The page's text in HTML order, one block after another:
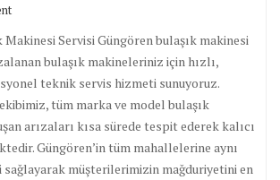
Makinesi Servisi Güngören bulaşık makinesi
bulaşık makineleriniz için hızlı,
teknik servis hizmeti sunuyoruz.
tüm marka ve model bulaşık
arızaları kısa sürede tespit ederek kalıcı
Güngören’in tüm mahallelerine aynı
sağlayarak müşterilerimizin mağduriyetini en